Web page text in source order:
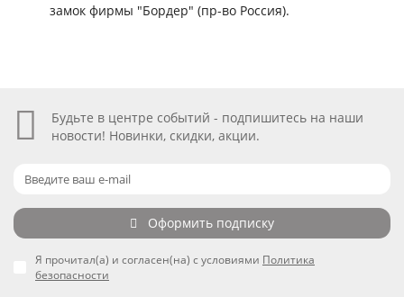
замок фирмы "Бордер" (пр-во Россия).
Будьте в центре событий - подпишитесь на наши
новости! Новинки, скидки, акции.
Оформить подписку
Я прочитал(а) и согласен(на) с условиями Политика
безопасности